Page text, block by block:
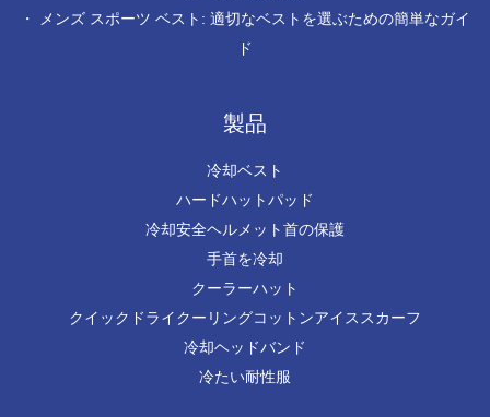
・
メンズ スポーツ ベスト: 適切なベストを選ぶための簡単なガイ
ド
製品
冷却ベスト
ハードハットパッド
冷却安全ヘルメット首の保護
手首を冷却
クーラーハット
クイックドライクーリングコットンアイススカーフ
冷却ヘッドバンド
冷たい耐性服